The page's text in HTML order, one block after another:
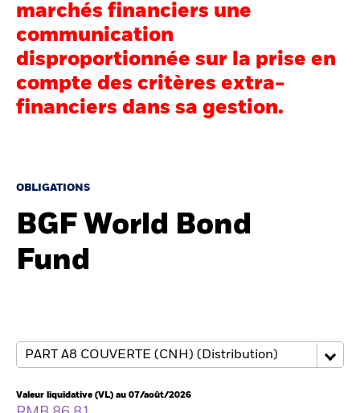
Produits
Thèmes
Education
France
BlackRock
Notre société
marchés financiers une
communication
disproportionnée sur la prise en
compte des critères extra-
financiers dans sa gestion.
OBLIGATIONS
BGF World Bond
Fund
Valeur liquidative (VL) au 07/août/2026